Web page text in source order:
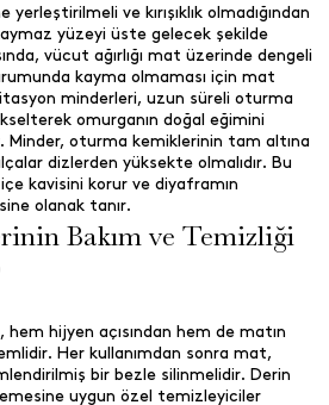
ve kırışıklık olmadığından
yüzeyi üste gelecek şekilde
vücut ağırlığı mat üzerinde dengeli
kayma olmaması için mat
minderleri, uzun süreli oturma
omurganın doğal eğimini
Minder, oturma kemiklerinin tam altına
dizlerden yüksekte olmalıdır. Bu
kavisini korur ve diyaframın
olanak tanır.
Bakım ve Temizliği
hem hijyen açısından hem de matın
Her kullanımdan sonra mat,
bir bezle silinmelidir. Derin
uygun özel temizleyiciler